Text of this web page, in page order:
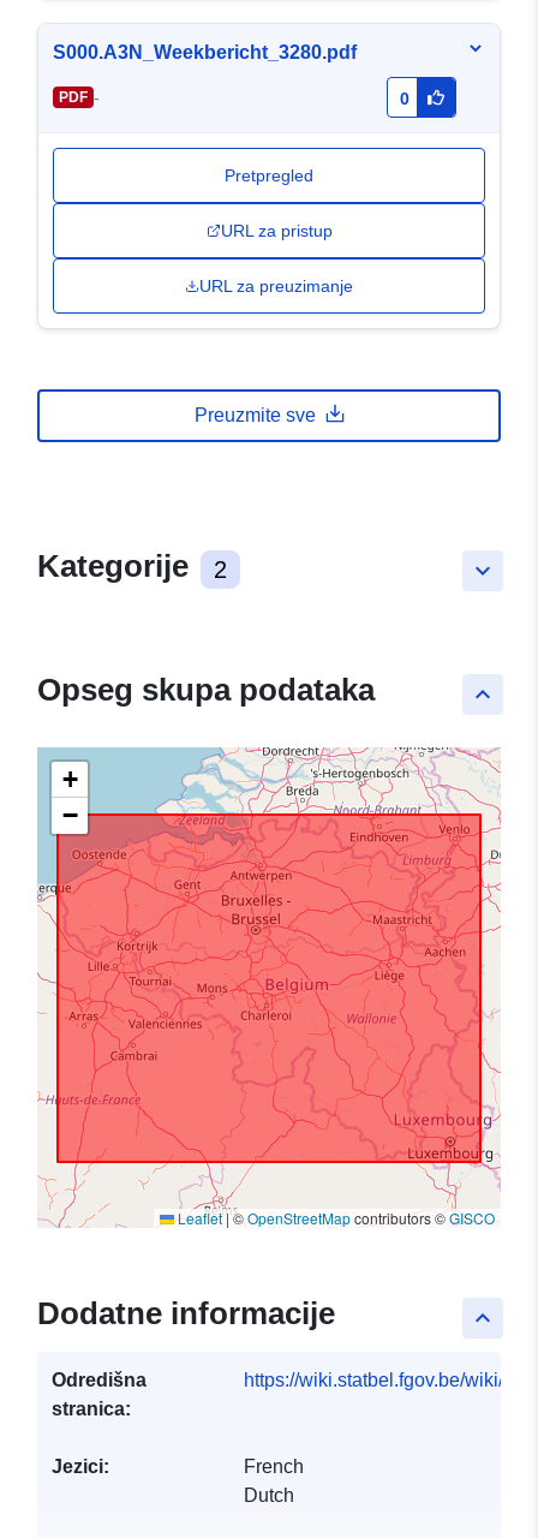
S000.A3N_Weekbericht_3280.pdf
PDF - 0
Pretpregled
URL za pristup
URL za preuzimanje
Preuzmite sve
keyboard_arrow_down
Kategorije 2
keyboard_arrow_up
Opseg skupa podataka
+
−
Leaflet|©OpenStreetMapcontributors ©GISCO
keyboard_arrow_up
Dodatne informacije
Odredišna
stranica:
https://wiki.statbel.fgov.be/wiki/
Jezici:
French
Dutch